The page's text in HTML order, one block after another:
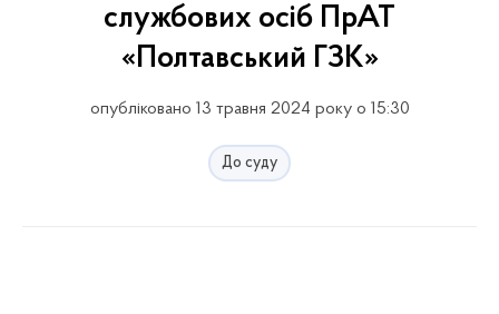
службових осіб ПрАТ
«Полтавський ГЗК»
опубліковано 13 травня 2024 року о 15:30
До суду